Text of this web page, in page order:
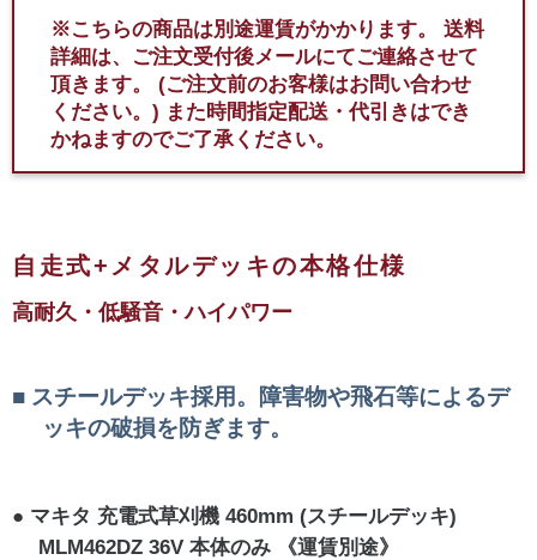
※こちらの商品は別途運賃がかかります。
送料
詳細は、ご注文受付後メールにてご連絡させて
頂きます。
(ご注文前のお客様はお問い合わせ
ください。) また時間指定配送・代引きはでき
かねますのでご了承ください。
自走式+メタルデッキの本格仕様
高耐久・低騒音・ハイパワー
スチールデッキ採用。障害物や飛石等によるデ
ッキの破損を防ぎます。
マキタ 充電式草刈機 460mm (スチールデッキ)
MLM462DZ 36V 本体のみ 《運賃別途》